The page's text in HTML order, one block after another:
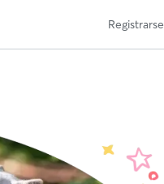
Registrarse